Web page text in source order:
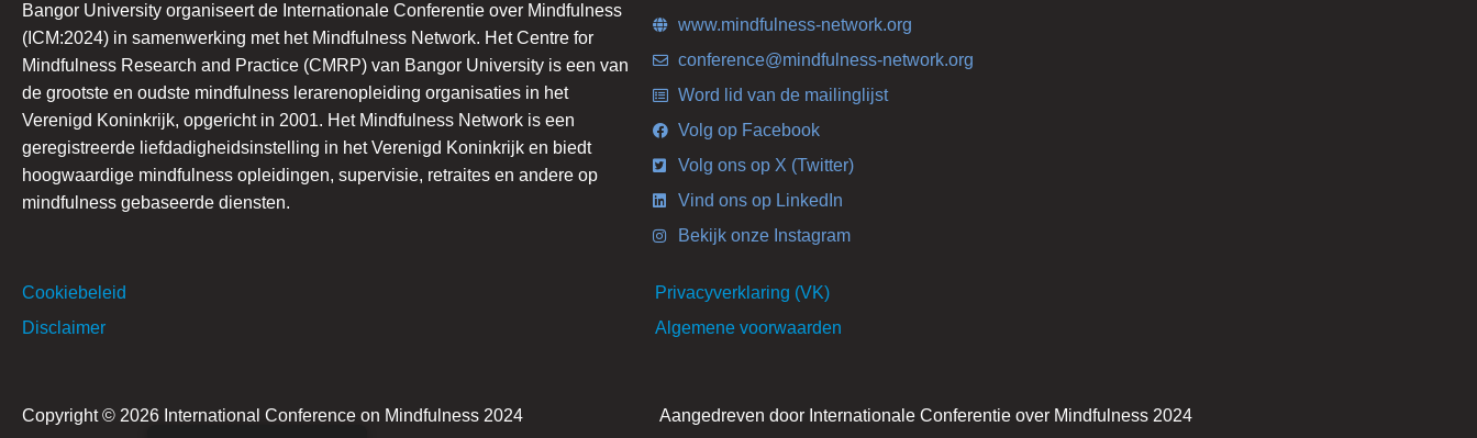
Bangor University organiseert de Internationale Conferentie over Mindfulness
(ICM:2024) in samenwerking met het Mindfulness Network. Het Centre for
Mindfulness Research and Practice (CMRP) van Bangor University is een van
de grootste en oudste mindfulness lerarenopleiding organisaties in het
Verenigd Koninkrijk, opgericht in 2001. Het Mindfulness Network is een
geregistreerde liefdadigheidsinstelling in het Verenigd Koninkrijk en biedt
hoogwaardige mindfulness opleidingen, supervisie, retraites en andere op
mindfulness gebaseerde diensten.
www.mindfulness-network.org
conference@mindfulness-network.org
Word lid van de mailinglijst
Volg op Facebook
Volg ons op X (Twitter)
Vind ons op LinkedIn
Bekijk onze Instagram
Cookiebeleid
Disclaimer
Privacyverklaring (VK)
Algemene voorwaarden
Copyright © 2026 International Conference on Mindfulness 2024 Aangedreven door Internationale Conferentie over Mindfulness 2024